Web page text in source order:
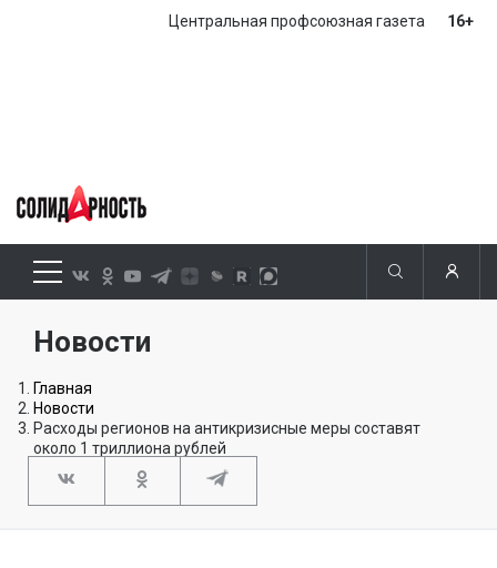
Центральная профсоюзная газета 16+
Новости
Главная
Новости
Расходы регионов на антикризисные меры составят
около 1 триллиона рублей